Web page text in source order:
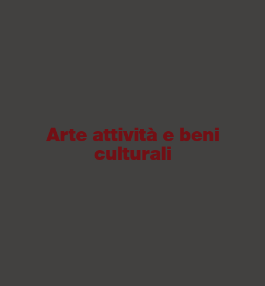
Arte attività e beni
culturali